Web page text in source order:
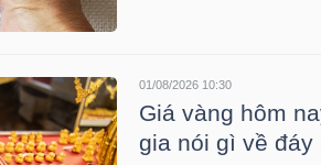
01/08/2026 10:30
Giá vàng hôm
gia nói gì về đáy